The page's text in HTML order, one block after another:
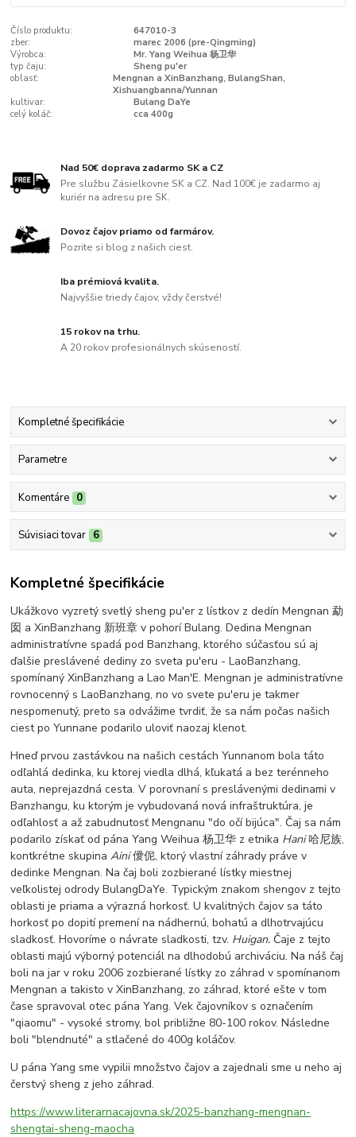
Číslo produktu:
647010-3
zber:
marec 2006 (pre-Qingming)
Výrobca:
Mr. Yang Weihua 杨卫华
typ čaju:
Sheng pu'er
oblasť:
Mengnan a XinBanzhang, BulangShan,
Xishuangbanna/Yunnan
kultivar:
Bulang DaYe
celý koláč:
cca 400g
Nad 50€ doprava zadarmo SK a CZ
Pre službu Zásielkovne SK a CZ. Nad 100€ je zadarmo aj
kuriér na adresu pre SK.
Dovoz čajov priamo od farmárov.
Pozrite si blog z našich ciest.
Iba prémiová kvalita.
Najvyššie triedy čajov, vždy čerstvé!
15 rokov na trhu.
A 20 rokov profesionálnych skúseností.
Kompletné špecifikácie
Parametre
Komentáre 0
Súvisiaci tovar 6
Kompletné špecifikácie
Ukážkovo vyzretý svetlý sheng pu'er z lístkov z dedín Mengnan 勐
囡 a XinBanzhang 新班章 v pohorí Bulang. Dedina Mengnan
administratívne spadá pod Banzhang, ktorého súčasťou sú aj
ďalšie preslávené dediny zo sveta pu'eru - LaoBanzhang,
spomínaný XinBanzhang a Lao Man'E. Mengnan je administratívne
rovnocenný s LaoBanzhang, no vo svete pu'eru je takmer
nespomenutý, preto sa odvážime tvrdiť, že sa nám počas našich
ciest po Yunnane podarilo uloviť naozaj klenot.
Hneď prvou zastávkou na našich cestách Yunnanom bola táto
odľahlá dedinka, ku ktorej viedla dlhá, kľukatá a bez terénneho
auta, neprejazdná cesta. V porovnaní s preslávenými dedinami v
Banzhangu, ku ktorým je vybudovaná nová infraštruktúra, je
odľahlosť a až zabudnutosť Mengnanu "do očí bijúca". Čaj sa nám
podarilo získať od pána Yang Weihua 杨卫华 z etnika Hani哈尼族,
kontkrétne skupinaAini僾伲, ktorý vlastní záhrady práve v
dedinke Mengnan. Na čaj boli zozbierané lístky miestnej
veľkolistej odrody BulangDaYe. Typickým znakom shengov z tejto
oblasti je priama a výrazná horkosť. U kvalitných čajov sa táto
horkosť po dopití premení na nádhernú, bohatú a dlhotrvajúcu
sladkosť. Hovoríme o návrate sladkosti, tzv. Huigan. Čaje z tejto
oblasti majú výborný potenciál na dlhodobú archiváciu. Na náš čaj
boli na jar v roku 2006 zozbierané lístky zo záhrad v spomínanom
Mengnan a takisto v XinBanzhang, zo záhrad, ktoré ešte v tom
čase spravoval otec pána Yang. Vek čajovníkov s označením
"qiaomu" - vysoké stromy, bol približne 80-100 rokov. Následne
boli "blendnuté" a stlačené do 400g koláčov.
U pána Yang sme vypilii množstvo čajov a zajednali sme u neho aj
čerstvý sheng z jeho záhrad.
https://www.literarnacajovna.sk/2025-banzhang-mengnan-
shengtai-sheng-maocha